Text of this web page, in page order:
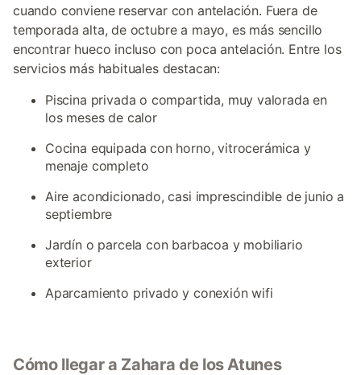
cuando conviene reservar con antelación. Fuera de
temporada alta, de octubre a mayo, es más sencillo
encontrar hueco incluso con poca antelación. Entre los
servicios más habituales destacan:
Piscina privada o compartida, muy valorada en
los meses de calor
Cocina equipada con horno, vitrocerámica y
menaje completo
Aire acondicionado, casi imprescindible de junio a
septiembre
Jardín o parcela con barbacoa y mobiliario
exterior
Aparcamiento privado y conexión wifi
Cómo llegar a Zahara de los Atunes